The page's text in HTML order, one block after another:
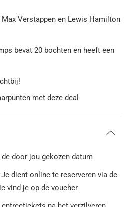
Verstappen en Lewis Hamilton
bevat 20 bochten en heeft een
met deze deal
door jou gekozen datum
dient online te reserveren via de
vind je op de voucher